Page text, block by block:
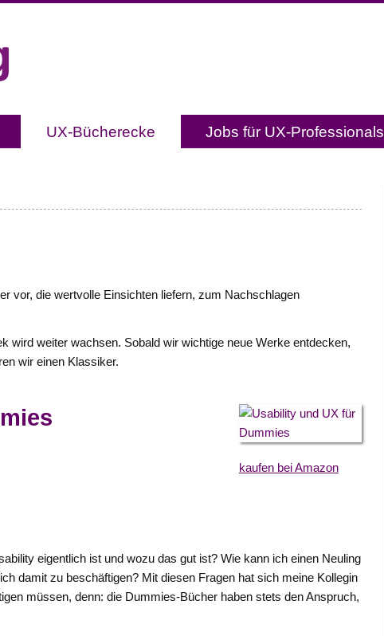
UX-Bücherecke Jobs für UX-Professionals
vor, die wertvolle Einsichten liefern, zum Nachschlagen
wird weiter wachsen. Sobald wir wichtige neue Werke entdecken,
wir einen Klassiker.
kaufen bei Amazon
eigentlich ist und wozu das gut ist? Wie kann ich einen Neuling
damit zu beschäftigen? Mit diesen Fragen hat sich meine Kollegin
müssen, denn: die Dummies-Bücher haben stets den Anspruch,